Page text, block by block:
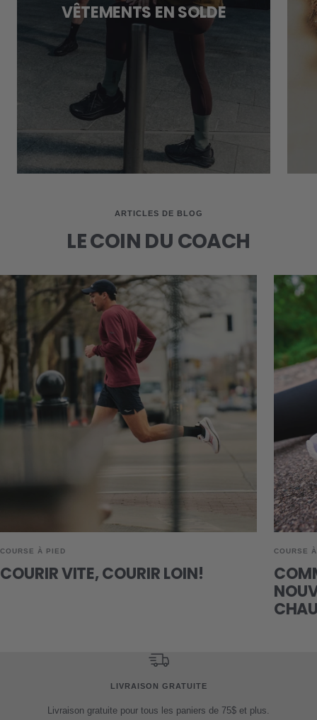
VÊTEMENTS EN SOLDE
ARTICLES DE BLOG
LE COIN DU COACH
COURSE À PIED
COURIR VITE, COURIR LOIN!
COURSE
LIVRAISON GRATUITE
Livraison gratuite pour tous les paniers de 75$ et plus.